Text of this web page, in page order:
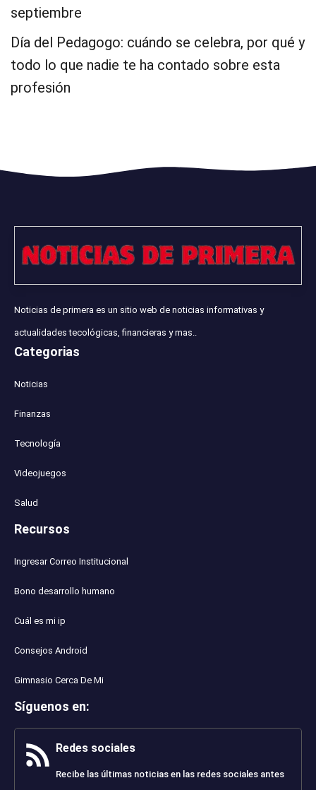
septiembre
Día del Pedagogo: cuándo se celebra, por qué y
todo lo que nadie te ha contado sobre esta
profesión
Noticias de primera es un sitio web de noticias informativas y
actualidades tecológicas, financieras y mas..
Categorias
Noticias
Finanzas
Tecnología
Videojuegos
Salud
Recursos
Ingresar Correo Institucional
Bono desarrollo humano
Cuál es mi ip
Consejos Android
Gimnasio Cerca De Mi
Síguenos en:
Redes sociales
Recibe las últimas noticias en las redes sociales antes